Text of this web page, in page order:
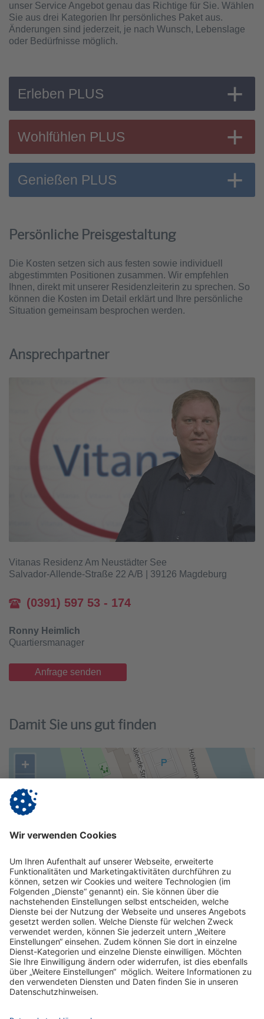
unser Service Angebot genau das Richtige für Sie. Wählen
Sie aus drei Kategorien Ihr persönliches Paket aus.
Änderungen sind jederzeit, je nach Wunsch, Lebenslage
oder Bedürfnisse möglich.
Erleben PLUS
Wohlfühlen PLUS
Genießen PLUS
Persönliche Preisgestaltung
Die Kosten setzen sich aus festen sowie individuell
abgestimmten Positionen zusammen. Wir empfehlen
Ihnen, direkt mit unserer Residenzleiterin zu sprechen. So
können die Kosten im Detail erklärt und Ihre persönliche
Situation gemeinsam besprochen werden.
Ansprechpartner
Vitanas Residenz Am Neustädter See
Salvador-Allende-Straße 22 A/B | 39126 Magdeburg
(0391) 597 53 - 174
Ronny Heimlich
Quartiersmanager
Anfrage senden
Damit Sie uns gut finden
+
−
©OpenStreetMap
Route planen?
Datenschutz